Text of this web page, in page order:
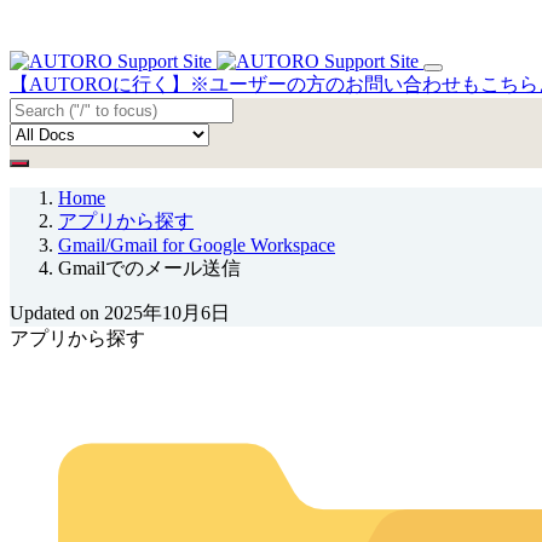
【AUTOROに行く】※ユーザーの方のお問い合わせもこち
Home
アプリから探す
Gmail/Gmail for Google Workspace
Gmailでのメール送信
Updated on 2025年10月6日
アプリから探す